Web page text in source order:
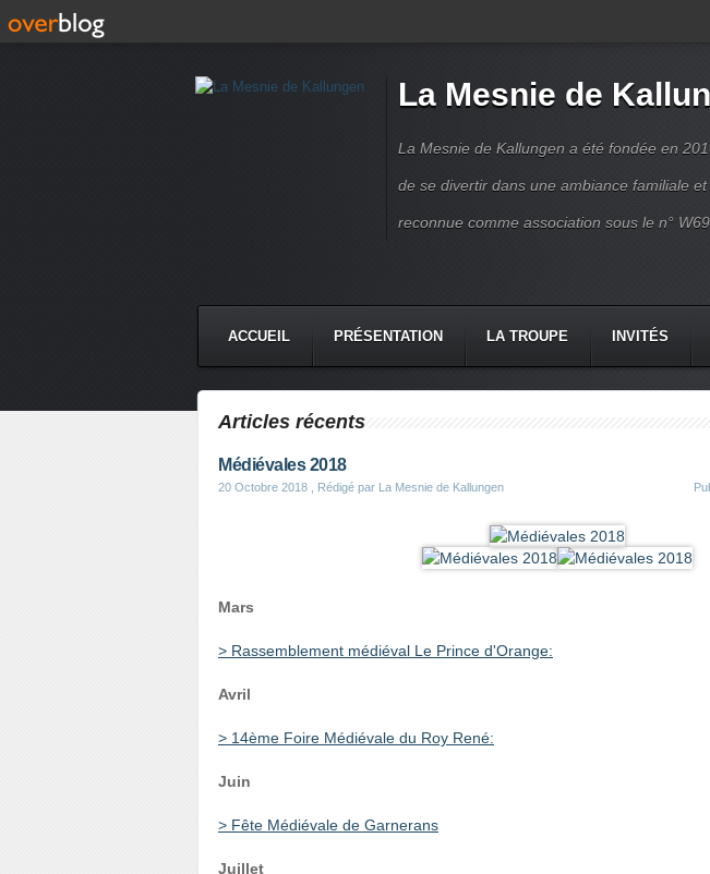
La Mesnie de
La Mesnie de Kallungen a été fondée en
de se divertir dans une ambiance familiale
reconnue comme association sous le n°
ACCUEIL PRÉSENTATION LA TROUPE INVITÉS
Articles récents
Médiévales 2018
20 Octobre 2018 , Rédigé par La Mesnie de Kallungen
Mars
> Rassemblement médiéval Le Prince d'Orange:
Avril
> 14ème Foire Médiévale du Roy René:
Juin
> Fête Médiévale de Garnerans
Juillet